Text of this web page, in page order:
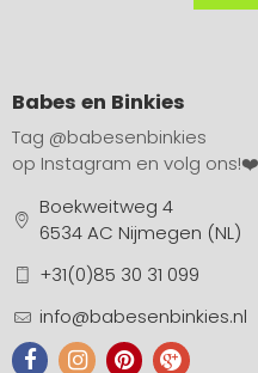
Babes en Binkies
Tag @babesenbinkies
op Instagram en volg ons!❤️
Boekweitweg 4
6534 AC Nijmegen (NL)
+31(0)85 30 31 099
info@babesenbinkies.nl